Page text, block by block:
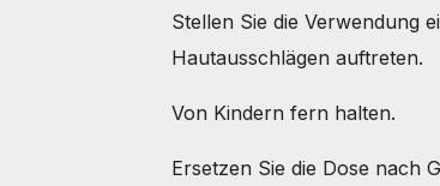
Stellen Sie die Verwendung
Hautausschlägen auftreten.
Von Kindern fern halten.
Ersetzen Sie die Dose nach